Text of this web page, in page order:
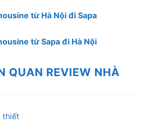
từ Hà Nội đi Sapa
từ Sapa đi Hà Nội
QUAN REVIEW NHÀ